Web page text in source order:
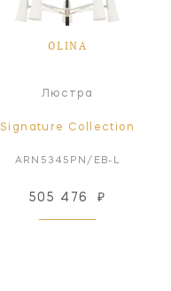
OLINA
Люстра
Signature Collection
ARN5345PN/EB-L
505 476 ₽